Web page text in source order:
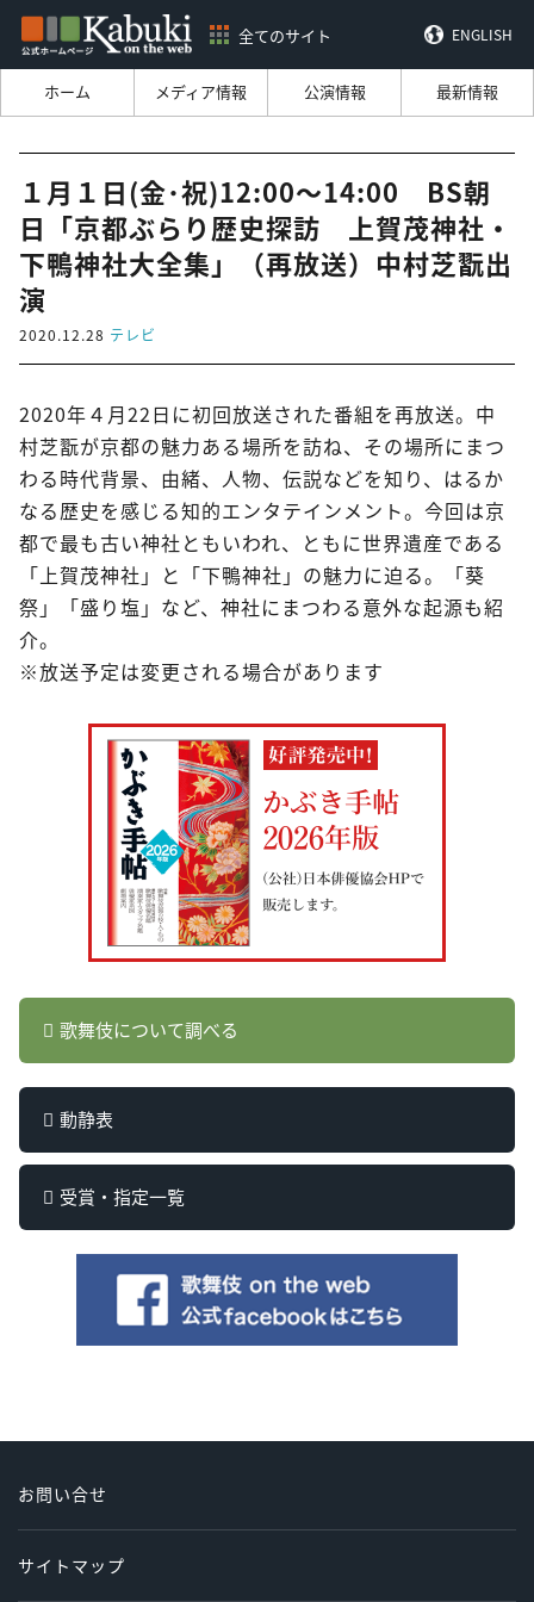
全てのサイト ENGLISH
ホーム メディア情報 公演情報 最新情報
１月１日(金･祝)12:00～14:00 BS朝
日「京都ぶらり歴史探訪 上賀茂神社・
下鴨神社大全集」（再放送）中村芝翫出
演
2020.12.28 テレビ
2020年４月22日に初回放送された番組を再放送。中
村芝翫が京都の魅力ある場所を訪ね、その場所にまつ
わる時代背景、由緒、人物、伝説などを知り、はるか
なる歴史を感じる知的エンタテインメント。今回は京
都で最も古い神社ともいわれ、ともに世界遺産である
「上賀茂神社」と「下鴨神社」の魅力に迫る。「葵
祭」「盛り塩」など、神社にまつわる意外な起源も紹
介。
※放送予定は変更される場合があります
歌舞伎について調べる
動静表
受賞・指定一覧
お問い合せ
サイトマップ